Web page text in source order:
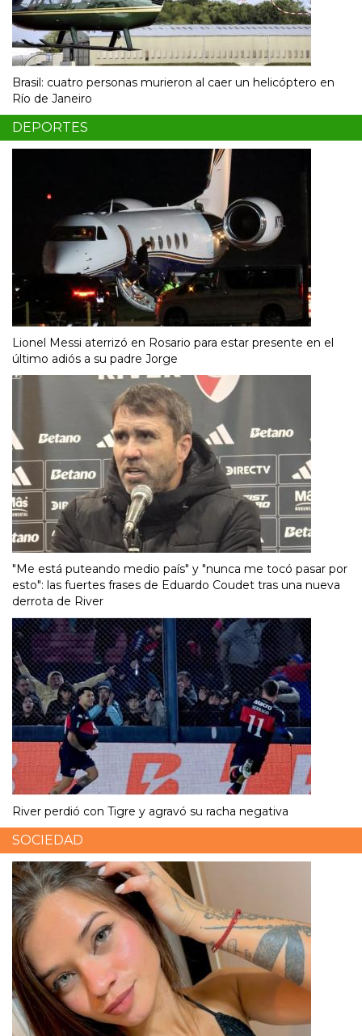
Brasil: cuatro personas murieron al caer un helicóptero en
Río de Janeiro
DEPORTES
Lionel Messi aterrizó en Rosario para estar presente en el
último adiós a su padre Jorge
"Me está puteando medio país" y "nunca me tocó pasar por
esto": las fuertes frases de Eduardo Coudet tras una nueva
derrota de River
River perdió con Tigre y agravó su racha negativa
SOCIEDAD